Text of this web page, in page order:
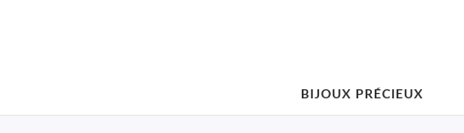
BIJOUX PRÉCIEUX